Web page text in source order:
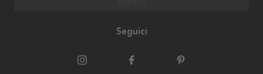
Seguici